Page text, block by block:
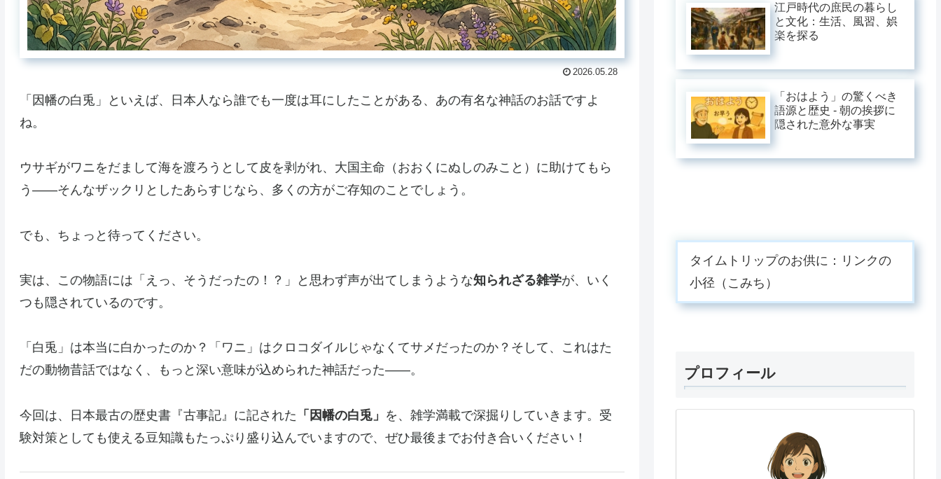
2026.05.28
「因幡の白兎」といえば、日本人なら誰でも一度は耳にしたことがある、あの有名な神話のお話ですよ
ね。
ウサギがワニをだまして海を渡ろうとして皮を剥がれ、大国主命（おおくにぬしのみこと）に助けてもら
う——そんなザックリとしたあらすじなら、多くの方がご存知のことでしょう。
でも、ちょっと待ってください。
実は、この物語には「えっ、そうだったの！？」と思わず声が出てしまうような知られざる雑学が、いく
つも隠されているのです。
「白兎」は本当に白かったのか？「ワニ」はクロコダイルじゃなくてサメだったのか？そして、これはた
だの動物昔話ではなく、もっと深い意味が込められた神話だった——。
今回は、日本最古の歴史書『古事記』に記された 「因幡の白兎」 を、雑学満載で深掘りしていきます。受
験対策としても使える豆知識もたっぷり盛り込んでいますので、ぜひ最後までお付き合いください！
江戸時代の庶民の暮らし
と文化：生活、風習、娯
楽を探る
「おはよう」の驚くべき
語源と歴史 - 朝の挨拶に
隠された意外な事実
タイムトリップのお供に：リンクの
小径（こみち）
プロフィール